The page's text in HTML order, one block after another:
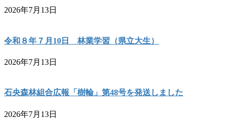
2026年7月13日
令和８年７月10日 林業学習（県立大生）
2026年7月13日
石央森林組合広報「樹輪」第48号を発送しました
2026年7月13日